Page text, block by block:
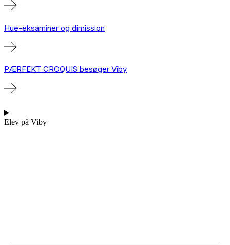
Hue-eksaminer og dimission
PÆRFEKT CROQUIS besøger Viby
Elev på Viby